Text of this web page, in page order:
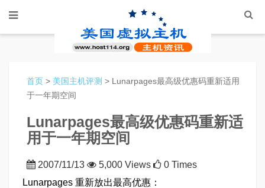
首页 > 美国主机评测 > Lunarpages最高级优惠码重新适用
于一年期空间
Lunarpages最高级优惠码重新适
用于一年期空间
2007/11/13 5,000 Views
0 Times
Lunarpages 重新放出最高优惠：